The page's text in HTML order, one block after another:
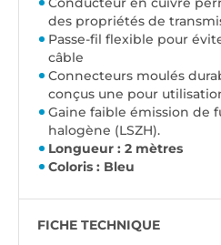
des propriétés de
Passe-fil flexible pour
câble
Connecteurs moulés
conçus une pour
Gaine faible émission de
halogène (LSZH).
Longueur : 2 mètres
Coloris : Bleu
FICHE TECHNIQUE